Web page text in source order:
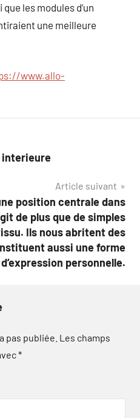
les modules d’un
une meilleure
www.allo-
interieure
Article suivant
position centrale dans
de plus que de simples
Ils nous abritent des
aussi une forme
d’expression personnelle.
pas publiée. Les champs
*